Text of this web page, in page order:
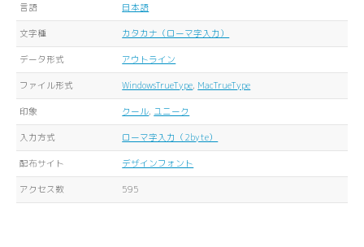
言語 日本語
文字種 カタカナ（ローマ字入力）
データ形式 アウトライン
ファイル形式 WindowsTrueType, MacTrueType
印象 クール, ユニーク
入力方式 ローマ字入力（2byte）
配布サイト デザインフォント
アクセス数 595